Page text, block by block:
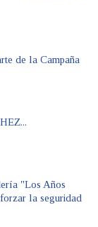
de la Campaña
"Los Años
la seguridad